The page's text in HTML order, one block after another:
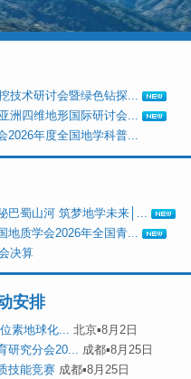
技术研讨会暨绿色钻探...
洲四维地形国际研讨会...
2026年度全国地学科普...
巴蜀山河 筑梦地学未来│...
地质学会2026年全国青...
决算
安排
素地球化... 北京▪8月2日
研究分会20... 成都▪8月25日
技能竞赛 成都▪8月25日